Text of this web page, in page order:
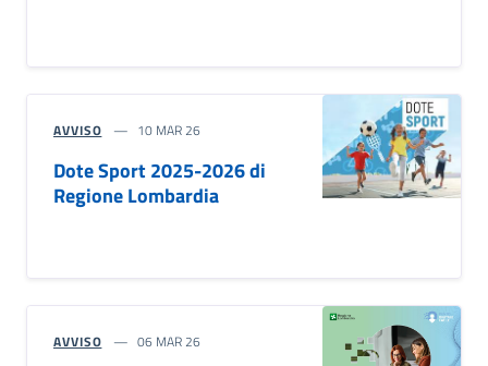
AVVISO 10 MAR 26
Dote Sport 2025-2026 di
Regione Lombardia
AVVISO 06 MAR 26